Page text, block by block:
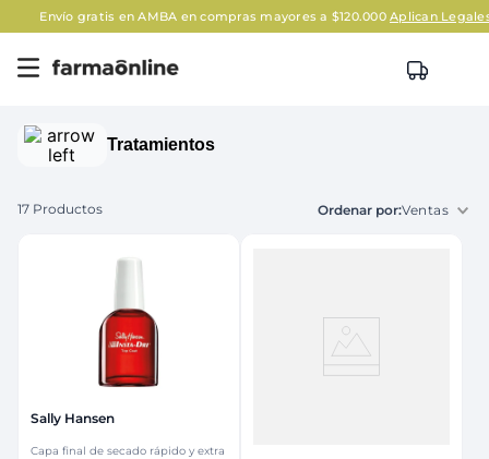
Envío gratis en AMBA en compras mayores a $120.000Aplican Legales
Tratamientos
17 Productos Ventas
Sally Hansen
Capa final de secado rápido y extra